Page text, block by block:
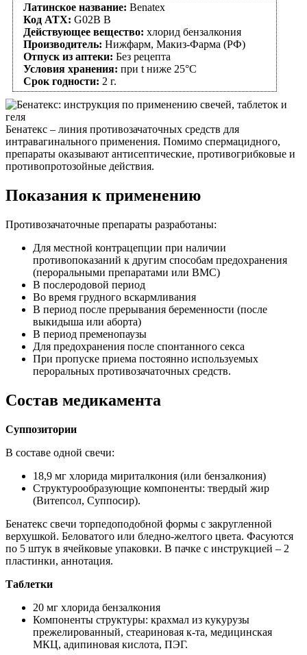
Латинское название: Benatex
Код АТХ: G02B B
Действующее вещество: хлорид бензалкония
Производитель: Нижфарм, Макиз-Фарма (РФ)
Отпуск из аптеки: Без рецепта
Условия хранения: при t ниже 25°C
Срок годности: 2 г.
Бенатекс – линия противозачаточных средств для
интравагинального применения. Помимо спермацидного,
препараты оказывают антисептические, противогрибковые и
противопротозойные действия.
Показания к применению
Противозачаточные препараты разработаны:
Для местной контрацепции при наличии
противопоказаний к другим способам предохранения
(пероральными препаратами или ВМС)
В послеродовой период
Во время грудного вскармливания
В период после прерывания беременности (после
выкидыша или аборта)
В период пременопаузы
Для предохранения после спонтанного секса
При пропуске приема постоянно используемых
пероральных противозачаточных средств.
Состав медикамента
Суппозитории
В составе одной свечи:
18,9 мг хлорида мириталкония (или бензалкония)
Структурообразующие компоненты: твердый жир
(Витепсол, Суппосир).
Бенатекс свечи торпедоподобной формы с закругленной
верхушкой. Беловатого или бледно-желтого цвета. Фасуются
по 5 штук в ячейковые упаковки. В пачке с инструкцией – 2
пластинки, аннотация.
Таблетки
20 мг хлорида бензалкония
Компоненты структуры: крахмал из кукурузы
прежелированный, стеариновая к-та, медицинская
МКЦ, адипиновая кислота, ПЭГ.